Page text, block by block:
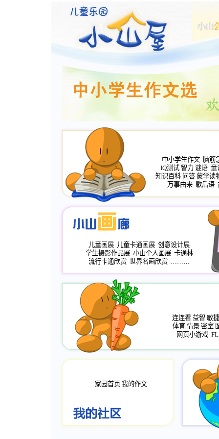
中小学生作文 脑筋
IQ测试 智力 谜语 童
知识百科 问答 蒙学读
万事由来 歇后语
儿童画展 儿童卡通画展 创意设计展
学生摄影作品展 小山个人画展 卡通林
流行卡通欣赏 世界名画欣赏 ………
连连看 益智 敏捷
体育 情景 密室
网页小游戏
家园首页 我的作文